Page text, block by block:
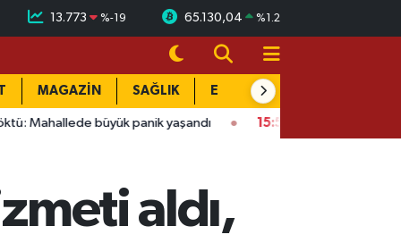
13.773 %-19 65.130,04 %1.2
MAGAZİN SAĞLIK EĞİTİM
büyük panik yaşandı 15:58 Bağlarbaşı Mahallesi'nde 101.
aldı,